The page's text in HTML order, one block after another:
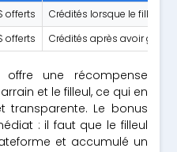
offerts
Crédités lorsque le filleul
offerts Crédités après avoir
une récompense
et le filleul, ce qui en
transparente. Le bonus
: il faut que le filleul
et accumulé un